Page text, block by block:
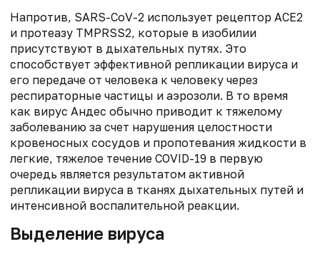
Напротив, SARS-CoV-2 использует рецептор ACE2
и протеазу TMPRSS2, которые в изобилии
присутствуют в дыхательных путях. Это
способствует эффективной репликации вируса и
его передаче от человека к человеку через
респираторные частицы и аэрозоли. В то время
как вирус Андес обычно приводит к тяжелому
заболеванию за счет нарушения целостности
кровеносных сосудов и пропотевания жидкости в
легкие, тяжелое течение COVID-19 в первую
очередь является результатом активной
репликации вируса в тканях дыхательных путей и
интенсивной воспалительной реакции.
Выделение вируса